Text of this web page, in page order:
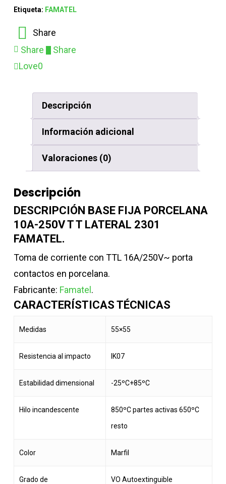
Etiqueta: FAMATEL
Share
Share
Share
Love0
Descripción
Información adicional
Valoraciones (0)
Descripción
DESCRIPCIÓN BASE FIJA PORCELANA
10A-250V T T LATERAL 2301
FAMATEL.
Toma de corriente con TTL 16A/250V~ porta
contactos en porcelana.
Fabricante: Famatel .
CARACTERÍSTICAS TÉCNICAS
Medidas 55×55
Resistencia al impacto IK07
Estabilidad dimensional -25ºC+85ºC
Hilo incandescente
850ºC partes activas 650ºC
resto
Color Marfil
Grado de
VO Autoextinguible